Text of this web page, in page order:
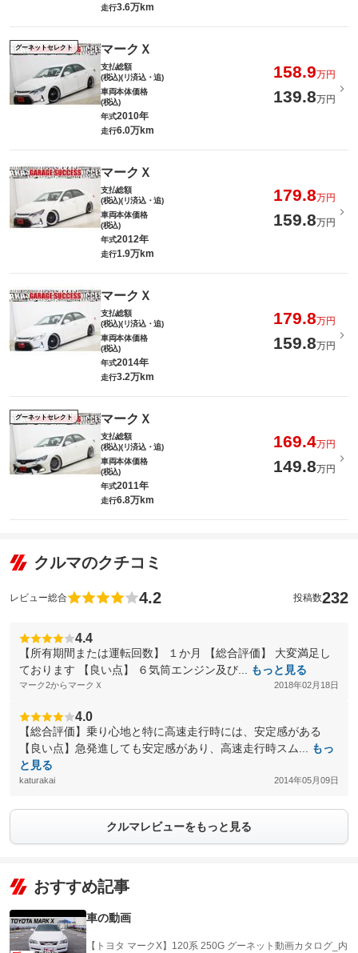
走行3.6万km
グーネットセレクト マークＸ
支払総額
(税込)(リ済込・追)
158.9万円
車両本体価格
(税込)
139.8万円
年式2010年
走行6.0万km
マークＸ
支払総額
(税込)(リ済込・追)
179.8万円
車両本体価格
(税込)
159.8万円
年式2012年
走行1.9万km
マークＸ
支払総額
(税込)(リ済込・追)
179.8万円
車両本体価格
(税込)
159.8万円
年式2014年
走行3.2万km
グーネットセレクト マークＸ
支払総額
(税込)(リ済込・追)
169.4万円
車両本体価格
(税込)
149.8万円
年式2011年
走行6.8万km
クルマのクチコミ
レビュー総合 4.2 投稿数232
4.4
【所有期間または運転回数】 １か月 【総合評価】 大変満足し
ております 【良い点】 ６気筒エンジン及び...
もっと見る
マーク2からマークＸ 2018年02月18日
4.0
【総合評価】乗り心地と特に高速走行時には、安定感がある
【良い点】急発進しても安定感があり、高速走行時スム...
もっ
と見る
katurakai 2014年05月09日
クルマレビューをもっと見る
おすすめ記事
車の動画
【トヨタ マークX】120系 250G グーネット動画カタログ_内